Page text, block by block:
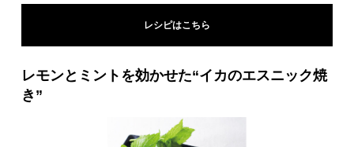
レシピはこちら
レモンとミントを効かせた“イカのエスニック焼
き”